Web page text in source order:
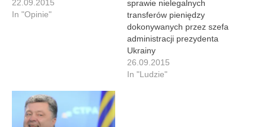
forsowanym przez
administrację Baracka
Janukowycza, a może i
gorszy od Janukowycza.
Bo…
22.09.2015
In "Opinie"
sprawie nielegalnych
transferów pieniędzy
dokonywanych przez szefa
administracji prezydenta
Ukrainy
26.09.2015
In "Ludzie"